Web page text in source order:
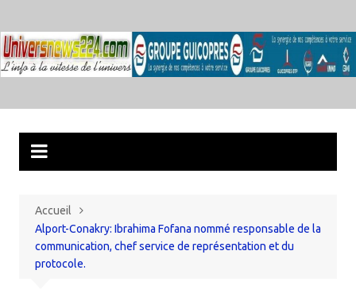
au
contenu
Accueil
Alport-Conakry: Ibrahima Fofana nommé responsable de la
communication, chef service de représentation et du
protocole.